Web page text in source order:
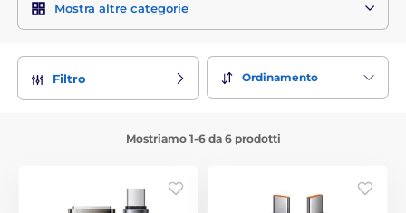
Mostra altre categorie
Filtro Ordinamento
Mostriamo 1-6 da 6 prodotti